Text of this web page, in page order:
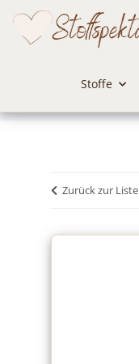
Stoffe
Zurück zur Liste